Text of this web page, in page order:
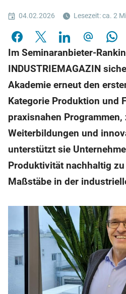
04.02.2026 Lesezeit: ca. 2
Im Seminaranbieter-
INDUSTRIEMAGAZIN
Akademie erneut den
Kategorie Produktion und
praxisnahen
Weiterbildungen und
unterstützt sie
Produktivität nachhaltig
Maßstäbe in der